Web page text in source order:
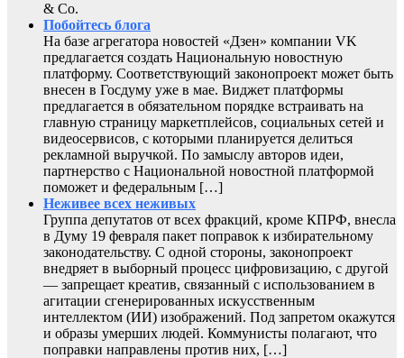
& Co.
Побойтесь блога
На базе агрегатора новостей «Дзен» компании VK
предлагается создать Национальную новостную
платформу. Соответствующий законопроект может быть
внесен в Госдуму уже в мае. Виджет платформы
предлагается в обязательном порядке встраивать на
главную страницу маркетплейсов, социальных сетей и
видеосервисов, с которыми планируется делиться
рекламной выручкой. По замыслу авторов идеи,
партнерство с Национальной новостной платформой
поможет и федеральным […]
Неживее всех неживых
Группа депутатов от всех фракций, кроме КПРФ, внесла
в Думу 19 февраля пакет поправок к избирательному
законодательству. С одной стороны, законопроект
внедряет в выборный процесс цифровизацию, с другой
— запрещает креатив, связанный с использованием в
агитации сгенерированных искусственным
интеллектом (ИИ) изображений. Под запретом окажутся
и образы умерших людей. Коммунисты полагают, что
поправки направлены против них, […]